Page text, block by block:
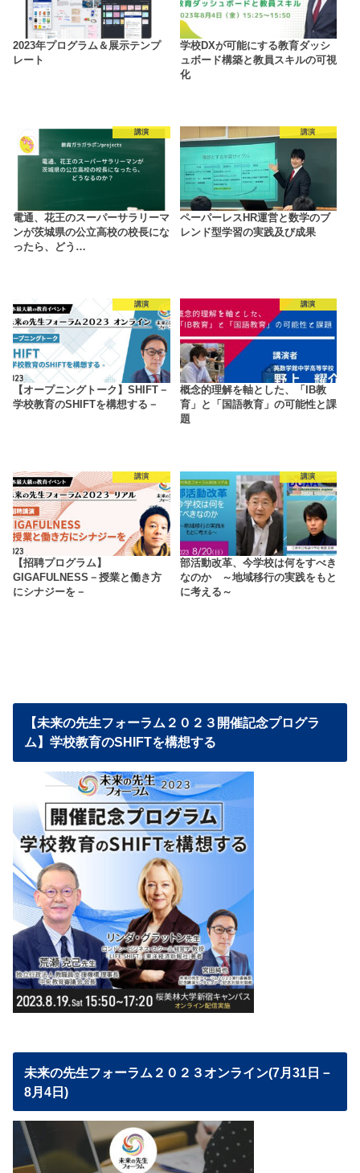
2023年プログラム＆展示テンプ
レート
学校DXが可能にする教育ダッシ
ュボード構築と教員スキルの可視
化
講演
電通、花王のスーパーサラリーマ
ンが茨城県の公立高校の校長にな
ったら、どう…
講演
ペーパーレスHR運営と数学のブ
レンド型学習の実践及び成果
講演
【オープニングトーク】SHIFT－
学校教育のSHIFTを構想する－
講演
概念的理解を軸とした、「IB教
育」と「国語教育」の可能性と課
題
講演
【招聘プログラム】
GIGAFULNESS－授業と働き方
にシナジーを－
講演
部活動改革、今学校は何をすべき
なのか ～地域移行の実践をもと
に考える～
【未来の先生フォーラム２０２３開催記念プログラ
ム】学校教育のSHIFTを構想する
未来の先生フォーラム２０２３オンライン(7月31日－
8月4日)